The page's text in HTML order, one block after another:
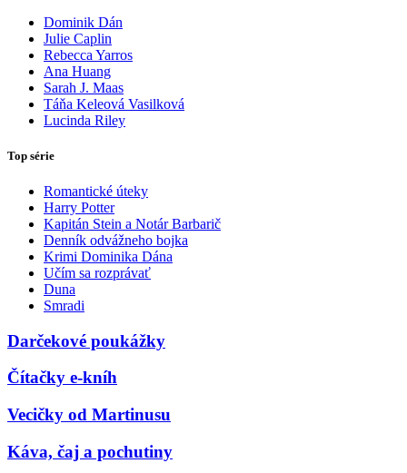
Dominik Dán
Julie Caplin
Rebecca Yarros
Ana Huang
Sarah J. Maas
Táňa Keleová Vasilková
Lucinda Riley
Top série
Romantické úteky
Harry Potter
Kapitán Stein a Notár Barbarič
Denník odvážneho bojka
Krimi Dominika Dána
Učím sa rozprávať
Duna
Smradi
Darčekové poukážky
Čítačky e-kníh
Vecičky od Martinusu
Káva, čaj a pochutiny